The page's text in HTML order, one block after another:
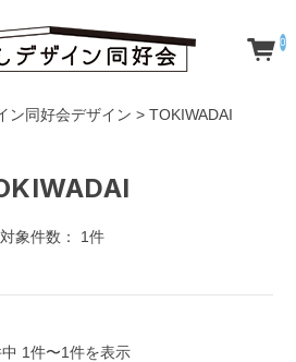
0
ン同好会デザイン > TOKIWADAI
対象件数： 1件
1件〜1件を表示